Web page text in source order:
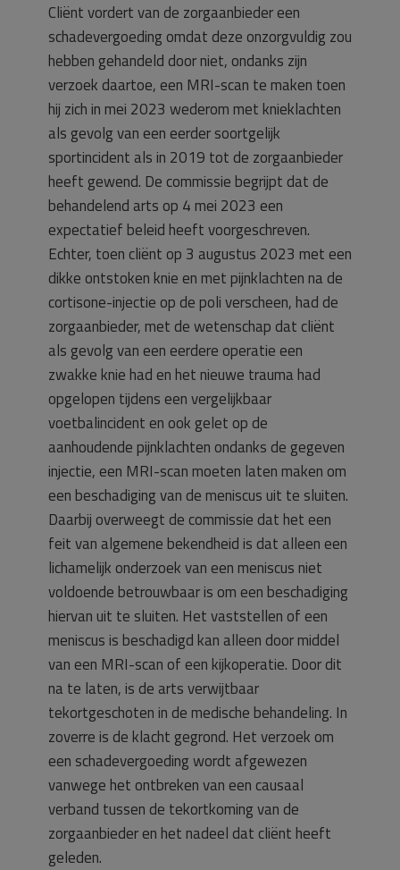
Cliënt vordert van de zorgaanbieder een
schadevergoeding omdat deze onzorgvuldig zou
hebben gehandeld door niet, ondanks zijn
verzoek daartoe, een MRI-scan te maken toen
hij zich in mei 2023 wederom met knieklachten
als gevolg van een eerder soortgelijk
sportincident als in 2019 tot de zorgaanbieder
heeft gewend. De commissie begrijpt dat de
behandelend arts op 4 mei 2023 een
expectatief beleid heeft voorgeschreven.
Echter, toen cliënt op 3 augustus 2023 met een
dikke ontstoken knie en met pijnklachten na de
cortisone-injectie op de poli verscheen, had de
zorgaanbieder, met de wetenschap dat cliënt
als gevolg van een eerdere operatie een
zwakke knie had en het nieuwe trauma had
opgelopen tijdens een vergelijkbaar
voetbalincident en ook gelet op de
aanhoudende pijnklachten ondanks de gegeven
injectie, een MRI-scan moeten laten maken om
een beschadiging van de meniscus uit te sluiten.
Daarbij overweegt de commissie dat het een
feit van algemene bekendheid is dat alleen een
lichamelijk onderzoek van een meniscus niet
voldoende betrouwbaar is om een beschadiging
hiervan uit te sluiten. Het vaststellen of een
meniscus is beschadigd kan alleen door middel
van een MRI-scan of een kijkoperatie. Door dit
na te laten, is de arts verwijtbaar
tekortgeschoten in de medische behandeling. In
zoverre is de klacht gegrond. Het verzoek om
een schadevergoeding wordt afgewezen
vanwege het ontbreken van een causaal
verband tussen de tekortkoming van de
zorgaanbieder en het nadeel dat cliënt heeft
geleden.